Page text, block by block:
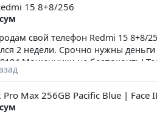
15 8+8/256
свой телефон Redmi 15 8+8/
2 недели. Срочно нужны
Мошенники не беспокоить!
Pro Max 256GB Pacific Blue |